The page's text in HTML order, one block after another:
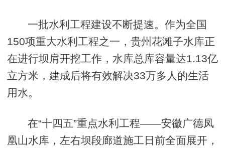
一批水利工程建设不断提速。作为全国
150项重大水利工程之一，贵州花滩子水库正
在进行坝肩开挖工作，水库总库容量达1.13亿
立方米，建成后将有效解决33万多人的生活
用水。
在“十四五”重点水利工程——安徽广德凤
凰山水库，左右坝段廊道施工日前全面展开，